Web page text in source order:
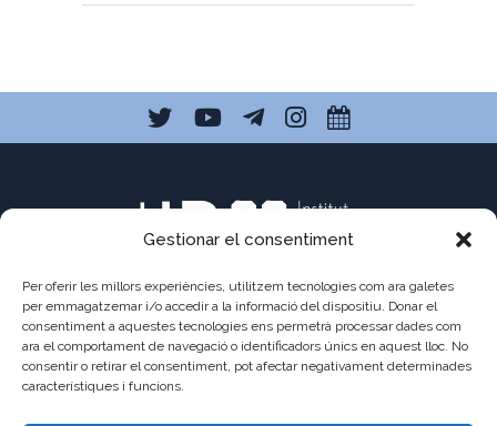
Gestionar el consentiment
Per oferir les millors experiències, utilitzem tecnologies com ara galetes
per emmagatzemar i/o accedir a la informació del dispositiu. Donar el
consentiment a aquestes tecnologies ens permetrà processar dades com
ara el comportament de navegació o identificadors únics en aquest lloc. No
consentir o retirar el consentiment, pot afectar negativament determinades
característiques i funcions.
C/ Pau Claris 121
08009 Barcelona